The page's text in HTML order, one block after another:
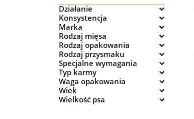
Działanie
Konsystencja
Marka
Rodzaj mięsa
Rodzaj opakowania
Rodzaj przysmaku
Specjalne wymagania
Typ karmy
Waga opakowania
Wiek
Wielkość psa